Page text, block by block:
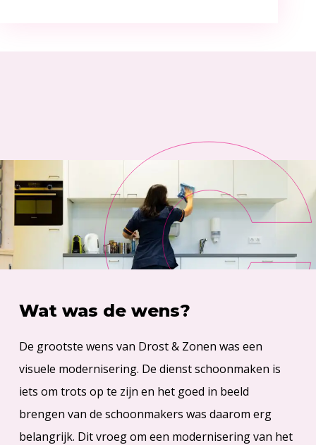
Wat was de wens?
De grootste wens van Drost & Zonen was een
visuele modernisering. De dienst schoonmaken is
iets om trots op te zijn en het goed in beeld
brengen van de schoonmakers was daarom erg
belangrijk. Dit vroeg om een modernisering van het